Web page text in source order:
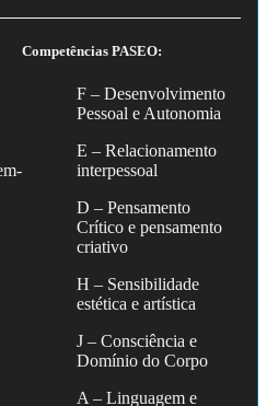
Competências PASEO:
F – Desenvolvimento
Pessoal e Autonomia
E – Relacionamento
interpessoal
D – Pensamento
Crítico e pensamento
criativo
H – Sensibilidade
estética e artística
J – Consciência e
Domínio do Corpo
A – Linguagem e